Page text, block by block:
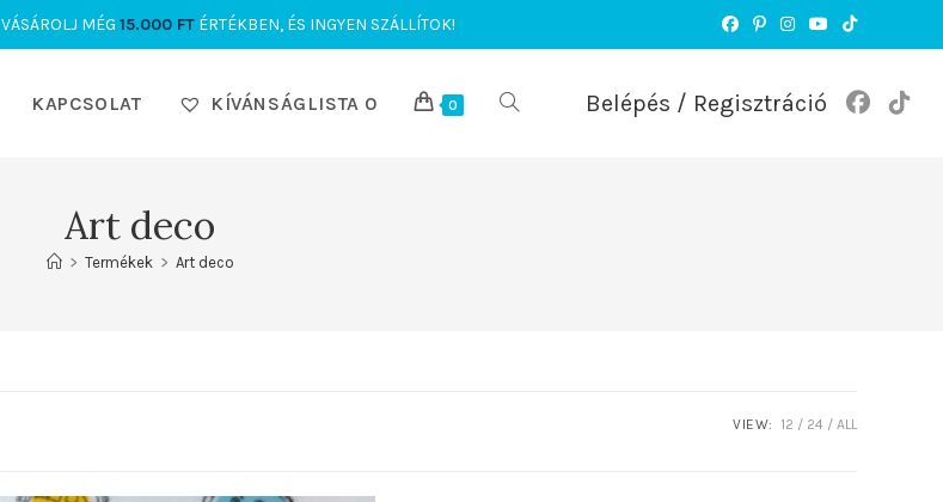
VÁSÁROLJ MÉG 15.000 FT ÉRTÉKBEN, ÉS INGYEN SZÁLLÍTOK!
Belépés / Regisztráció
KAPCSOLAT KÍVÁNSÁGLISTA 0 0 TOGGLE
Art deco
> Termékek > Art deco
VIEW: 12 24 ALL